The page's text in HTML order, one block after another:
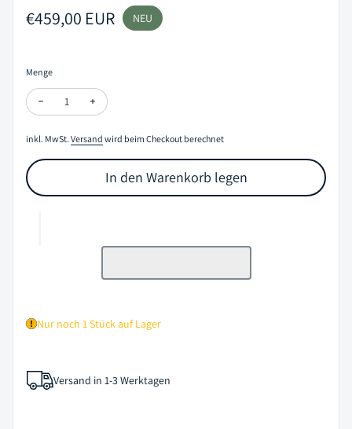
Regulärer Preis
€459,00 EUR NEU
Menge
Menge verringern für Spielsofa "Pure Corduroy - Sky Sugar" I
Menge erhöhen für Spielsofa "Pure Corduroy - Sky
inkl. MwSt. Versand wird beim Checkout berechnet
In den Warenkorb legen
Nur noch 1 Stück auf Lager
Versand in 1-3 Werktagen